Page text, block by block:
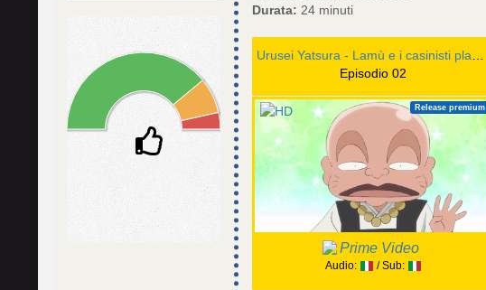
Durata: 24 minuti
Episodio 02
Release premium
Prime Video
Audio: / Sub: